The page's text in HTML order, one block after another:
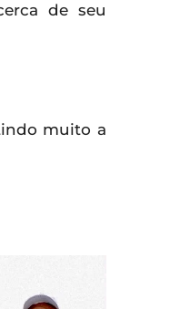
de seu
muito a